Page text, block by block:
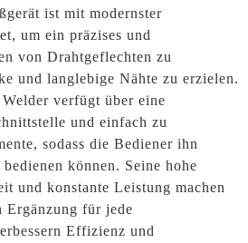
ist mit modernster
um ein präzises und
von Drahtgeflechten zu
und langlebige Nähte zu erzielen.
verfügt über eine
und einfach zu
sodass die Bediener ihn
können. Seine hohe
und konstante Leistung machen
für jede
Effizienz und